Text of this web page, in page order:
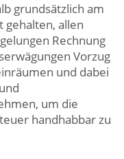
grundsätzlich am
gehalten, allen
Rechnung
Vorzug
und dabei
um die
handhabbar zu